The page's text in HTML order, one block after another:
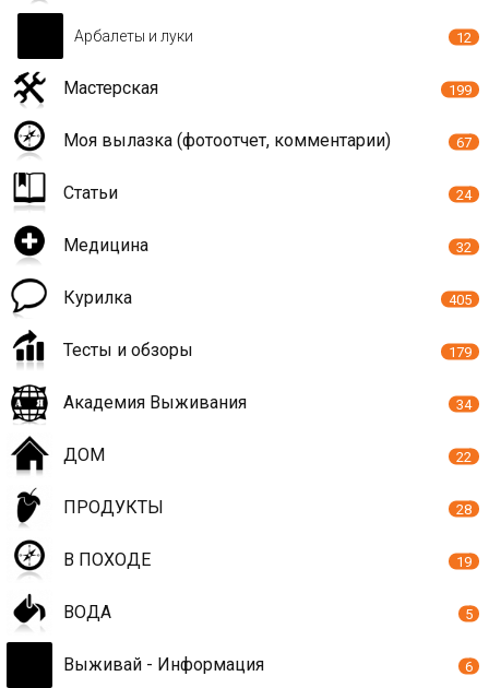
Арбалеты и луки 12
Мастерская 199
Моя вылазка (фотоотчет, комментарии) 67
Статьи 24
Медицина 32
Курилка 405
Тесты и обзоры 179
Академия Выживания 34
ДОМ 22
ПРОДУКТЫ 28
В ПОХОДЕ 19
ВОДА 5
Выживай - Информация 6